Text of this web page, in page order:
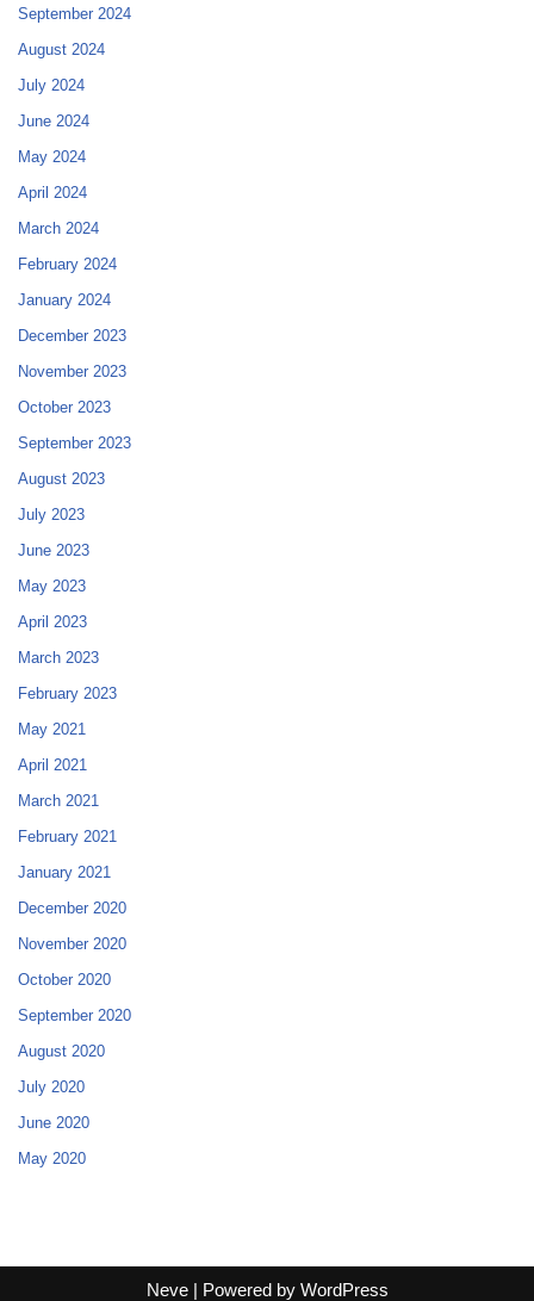
September 2024
August 2024
July 2024
June 2024
May 2024
April 2024
March 2024
February 2024
January 2024
December 2023
November 2023
October 2023
September 2023
August 2023
July 2023
June 2023
May 2023
April 2023
March 2023
February 2023
May 2021
April 2021
March 2021
February 2021
January 2021
December 2020
November 2020
October 2020
September 2020
August 2020
July 2020
June 2020
May 2020
Neve| Powered by WordPress